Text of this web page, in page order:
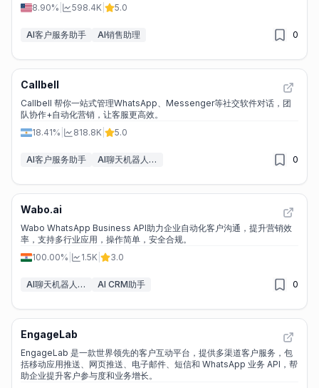
8.90%
598.4K 5.0
AI客户服务助手 AI销售助理 0
Callbell
Callbell 帮你一站式管理WhatsApp、Messenger等社交软件对话，团
队协作+自动化营销，让客服更高效。
18.41%
818.8K 5.0
AI客户服务助手 AI聊天机器人构建工具 0
Wabo.ai
Wabo WhatsApp Business API助力企业自动化客户沟通，提升营销效
率，支持多行业应用，操作简单，安全合规。
100.00%
1.5K 3.0
AI聊天机器人构建工具 AI CRM助手 0
EngageLab
EngageLab 是一款世界领先的客户互动平台，提供多渠道客户服务，包
括移动应用推送、网页推送、电子邮件、短信和 WhatsApp 业务 API，帮
助企业提升客户参与度和业务增长。